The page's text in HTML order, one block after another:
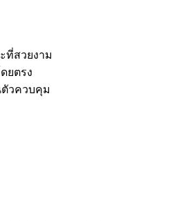
ที่สวยงาม
ยตรง
ตัวควบคุม